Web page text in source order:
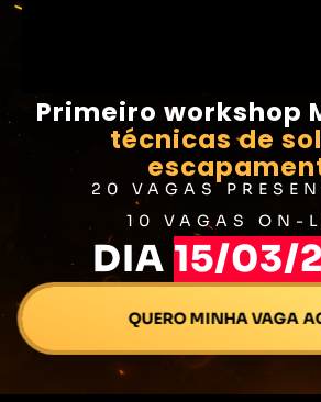
Primeiro workshop
técnicas de
20 VAGAS
10 VAGAS ON-
DIA 15/03/
QUERO MINHA VAGA